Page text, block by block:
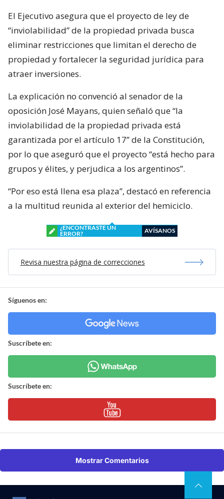
El Ejecutivo asegura que el proyecto de ley de
“inviolabilidad” de la propiedad privada busca
eliminar restricciones que limitan el derecho de
propiedad y fortalecer la seguridad jurídica para
atraer inversiones.
La explicación no convenció al senador de la
oposición José Mayans, quien señaló que “la
inviolabilidad de la propiedad privada está
garantizada por el artículo 17” de la Constitución,
por lo que aseguró que el proyecto “está hecho para
grupos y élites, y perjudica a los argentinos”.
“Por eso está llena esa plaza”, destacó en referencia
a la multitud reunida al exterior del hemiciclo.
¿ENCONTRASTE UN
ERROR?
AVÍSANOS
Revisa nuestra página de correcciones
Síguenos en:
Suscríbete en:
Suscríbete en:
Mostrar Comentarios